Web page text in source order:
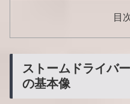
目
ストームドライバ
の基本像